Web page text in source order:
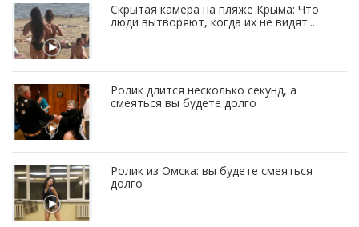
Скрытая камера на пляже Крыма: Что
люди вытворяют, когда их не видят...
Ролик длится несколько секунд, а
смеяться вы будете долго
Ролик из Омска: вы будете смеяться
долго